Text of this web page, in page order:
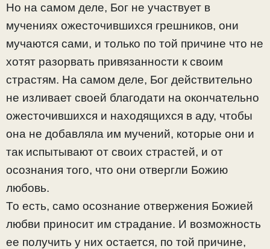
Но на самом деле, Бог не участвует в
мучениях ожесточившихся грешников, они
мучаются сами, и только по той причине что не
хотят разорвать привязанности к своим
страстям. На самом деле, Бог действительно
не изливает своей благодати на окончательно
ожесточившихся и находящихся в аду, чтобы
она не добавляла им мучений, которые они и
так испытывают от своих страстей, и от
осознания того, что они отвергли Божию
любовь.
То есть, само осознание отвержения Божией
любви приносит им страдание. И возможность
ее получить у них остается, по той причине,